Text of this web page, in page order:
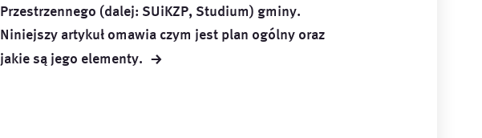
Przestrzennego (dalej: SUiKZP, Studium) gminy.
Niniejszy artykuł omawia czym jest plan ogólny oraz
jakie są jego elementy. →